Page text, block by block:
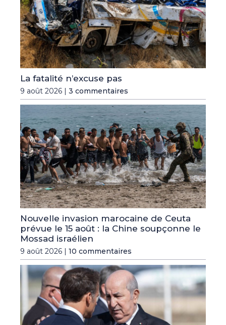
La fatalité n’excuse pas
9 août 2026 | 3 commentaires
Nouvelle invasion marocaine de Ceuta
prévue le 15 août : la Chine soupçonne le
Mossad israélien
9 août 2026 | 10 commentaires